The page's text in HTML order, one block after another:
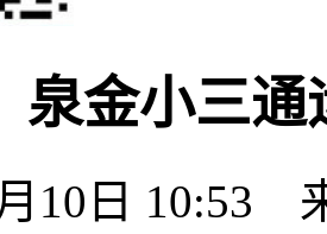
泉金小三
10日 10:53